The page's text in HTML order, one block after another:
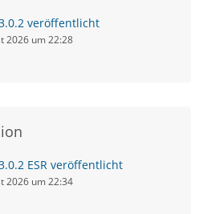
veröffentlicht
2026 um 22:28
ESR veröffentlicht
2026 um 22:34